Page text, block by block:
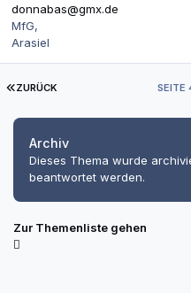
donnabas@gmx.de
MfG,
Arasiel
ERSTE SEITE
ZURÜCK SEITE
Archiv
Dieses Thema wurde
beantwortet werden.
Zur Themenliste gehen